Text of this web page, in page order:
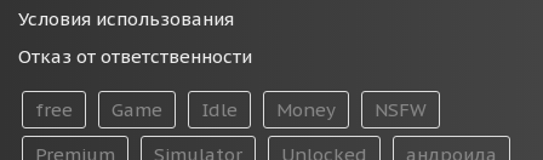
Условия использования
Отказ от ответственности
free Game Idle Money
NSFW
Premium
Simulator Unlocked андроида